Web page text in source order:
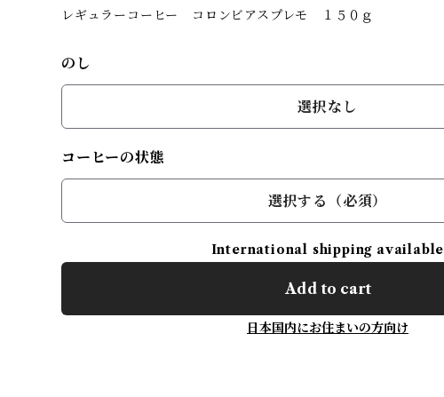
レギュラーコーヒー コロンビアスプレモ １５０ｇ
のし
選択なし
コーヒーの状態
選択する（必須）
International shipping available
Add to cart
日本国内にお住まいの方向け